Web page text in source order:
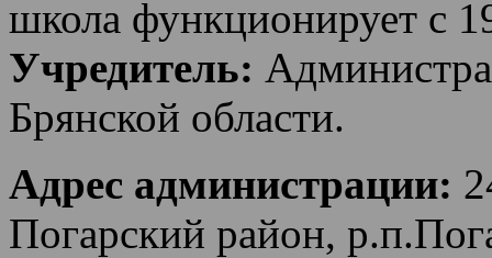
школа функционирует с
Учредитель:
Брянской области.
Адрес администрации:
Погарский район,